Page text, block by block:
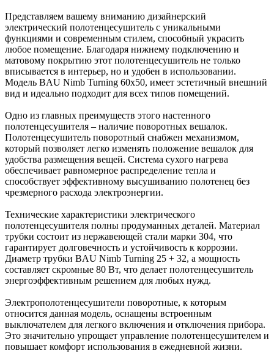
Представляем вашему вниманию дизайнерский
электрический полотенцесушитель с уникальными
функциями и современным стилем, способный украсить
любое помещение. Благодаря нижнему подключению и
матовому покрытию этот полотенцесушитель не только
вписывается в интерьер, но и удобен в использовании.
Модель BAU Nimb Turning 60х50, имеет эстетичный внешний
вид и идеально подходит для всех типов помещений.
Одно из главных преимуществ этого настенного
полотенцесушителя – наличие поворотных вешалок.
Полотенцесушитель поворотный снабжен механизмом,
который позволяет легко изменять положение вешалок для
удобства размещения вещей. Система сухого нагрева
обеспечивает равномерное распределение тепла и
способствует эффективному высушиванию полотенец без
чрезмерного расхода электроэнергии.
Технические характеристики электрического
полотенцесушителя полны продуманных деталей. Материал
трубки состоит из нержавеющей стали марки 304, что
гарантирует долговечность и устойчивость к коррозии.
Диаметр трубки BAU Nimb Turning 25 + 32, а мощность
составляет скромные 80 Вт, что делает полотенцесушитель
энергоэффективным решением для любых нужд.
Электрополотенцесушители поворотные, к которым
относится данная модель, оснащены встроенным
выключателем для легкого включения и отключения прибора.
Это значительно упрощает управление полотенцесушителем и
повышает комфорт использования в ежедневной жизни.